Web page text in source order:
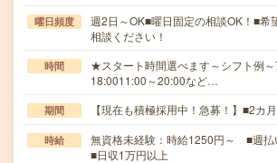
曜日頻度
週2日～OK■曜日固定の相談OK！■希
相談ください！
時間
★スタート時間選べます～シフト例
18:0011:00～20:00など…
期間 【現在も積極採用中！急募！】■2カ
時給
無資格未経験：時給1250円～ ■週
■日収1万円以上